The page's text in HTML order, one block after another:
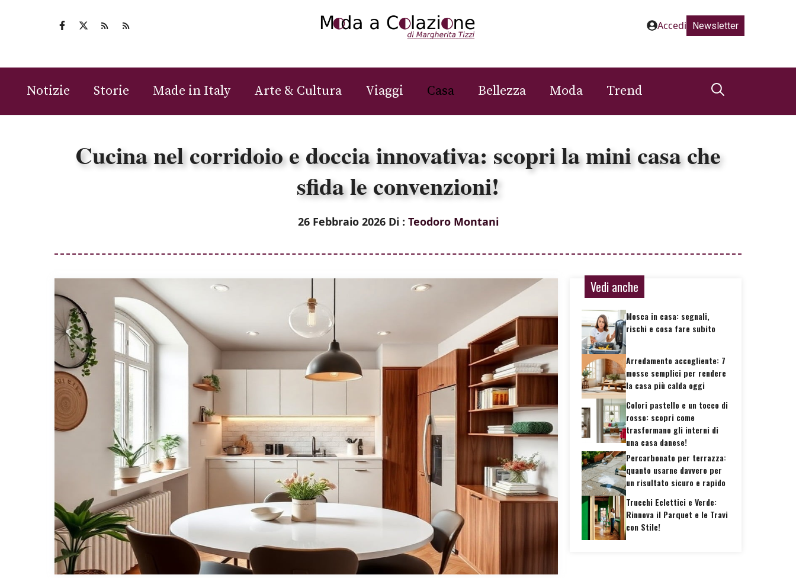
Accedi Newsletter
Notizie Storie Made in Italy Arte & Cultura Viaggi Casa Bellezza Moda Trend
Cucina nel corridoio e doccia innovativa: scopri la mini casa che
sfida le convenzioni!
26 Febbraio 2026 Di : Teodoro Montani
Vedi anche
Mosca in casa: segnali,
rischi e cosa fare subito
Arredamento accogliente: 7
mosse semplici per rendere
la casa più calda oggi
Colori pastello e un tocco di
rosso: scopri come
trasformano gli interni di
una casa danese!
Percarbonato per terrazza:
quanto usarne davvero per
un risultato sicuro e rapido
Trucchi Eclettici e Verde:
Rinnova il Parquet e le Travi
con Stile!